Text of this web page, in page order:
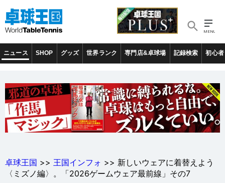
ニュース SHOP グッズ 世界ランク 専門店&卓球場 記録検索 初心者
卓球王国 >> 王国インフォ >> 新しいウェアに着替えよう
〈ミズノ編〉。「2026ゲームウェア最前線」その7